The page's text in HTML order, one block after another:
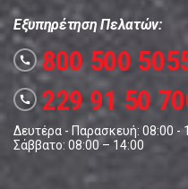
Εξυπηρέτηση Πελατών:
call 800 500
call 229 91 50
Δευτέρα - Παρασκευή: 08:00 -
Σάββατο: 08:00 – 14:00